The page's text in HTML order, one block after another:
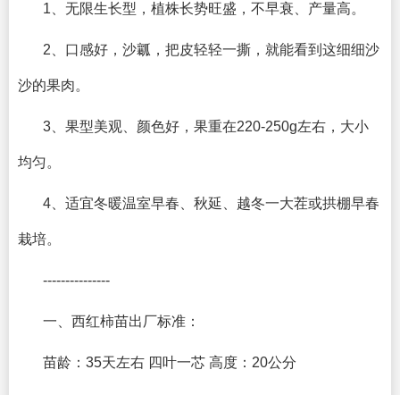
1、无限生长型，植株长势旺盛，不早衰、产量高。
2、口感好，沙瓤，把皮轻轻一撕，就能看到这细细沙
沙的果肉。
3、果型美观、颜色好，果重在220-250g左右，大小
均匀。
4、适宜冬暖温室早春、秋延、越冬一大茬或拱棚早春
栽培。
---------------
一、西红柿苗出厂标准：
苗龄：35天左右 四叶一芯 高度：20公分